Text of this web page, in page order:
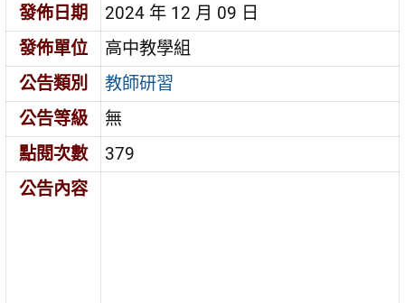
發佈日期
2024 年 12 月 09 日
發佈單位
高中教學組
公告類別
教師研習
公告等級
無
點閱次數
379
公告內容